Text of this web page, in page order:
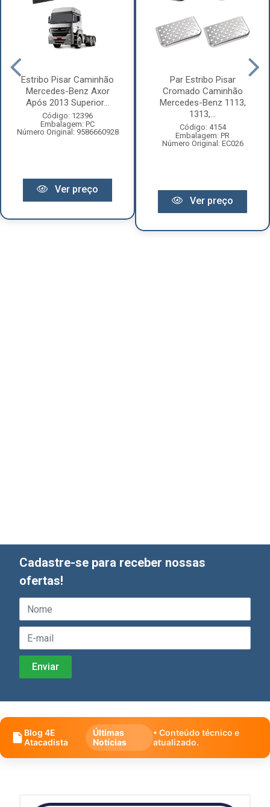
Estribo Pisar Caminhão
Mercedes-Benz Axor
Após 2013 Superior...
Código: 12396
Embalagem: PC
Número Original: 9586660928
Ver preço
Par Estribo Pisar
Cromado Caminhão
Mercedes-Benz 1113,
1313,...
Código: 4154
Embalagem: PR
Número Original: EC026
Ver preço
Cadastre-se para receber nossas
ofertas!
Blog 4E
Atacadista
Últimas
Notícias
• Conteúdo técnico e
atualizado.